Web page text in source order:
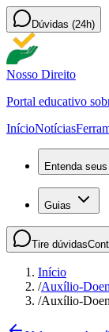
Dúvidas (24h)
Nosso Direito
Portal educativo
InícioNotícias
Entenda
Guias
Tire dúvidas
Início
/Auxílio-
/Auxílio-